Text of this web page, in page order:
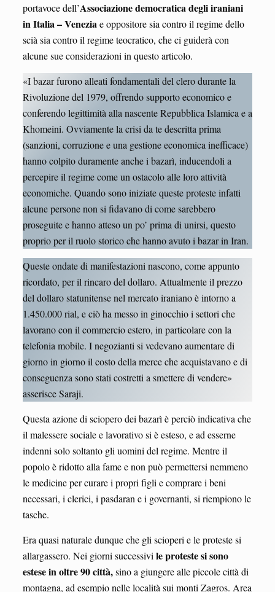
portavoce dell’Associazione democratica degli iraniani
in Italia – Veneziae oppositore sia contro il regime dello
scià sia contro il regime teocratico, che ci guiderà con
alcune sue considerazioni in questo articolo.
«I bazar furono alleati fondamentali del clero durante la
Rivoluzione del 1979, offrendo supporto economico e
conferendo legittimità alla nascente Repubblica Islamica e a
Khomeini. Ovviamente la crisi da te descritta prima
(sanzioni, corruzione e una gestione economica inefficace)
hanno colpito duramente anche i bazarì, inducendoli a
percepire il regime come un ostacolo alle loro attività
economiche. Quando sono iniziate queste proteste infatti
alcune persone non si fidavano di come sarebbero
proseguite e hanno atteso un po’ prima di unirsi, questo
proprio per il ruolo storico che hanno avuto i bazar in Iran.
Queste ondate di manifestazioni nascono, come appunto
ricordato, per il rincaro del dollaro. Attualmente il prezzo
del dollaro statunitense nel mercato iraniano è intorno a
1.450.000 rial, e ciò ha messo in ginocchio i settori che
lavorano con il commercio estero, in particolare con la
telefonia mobile. I negozianti si vedevano aumentare di
giorno in giorno il costo della merce che acquistavano e di
conseguenza sono stati costretti a smettere di vendere»
asserisce Saraji.
Questa azione di sciopero dei bazarì è perciò indicativa che
il malessere sociale e lavorativo si è esteso, e ad esserne
indenni solo soltanto gli uomini del regime. Mentre il
popolo è ridotto alla fame e non può permettersi nemmeno
le medicine per curare i propri figli e comprare i beni
necessari, i clerici, i pasdaran e i governanti, si riempiono le
tasche.
Era quasi naturale dunque che gli scioperi e le proteste si
allargassero. Nei giorni successivile proteste si sono
estese in oltre 90 città,sino a giungere alle piccole città di
montagna, ad esempio nelle località sui monti Zagros. Area